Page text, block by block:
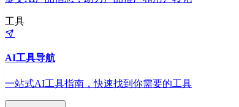
工具
AI工具导航
一站式AI工具指南，快速找到你需要的工具